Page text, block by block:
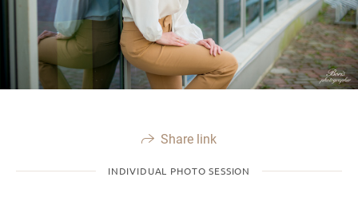
Share link
INDIVIDUAL PHOTO SESSION